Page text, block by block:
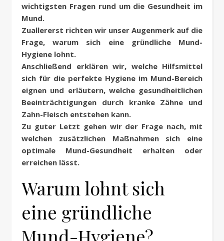
wichtigsten Fragen rund um die Gesundheit im
Mund.
Zuallererst richten wir unser Augenmerk auf die
Frage, warum sich eine gründliche Mund-
Hygiene lohnt.
Anschließend erklären wir, welche Hilfsmittel
sich für die perfekte Hygiene im Mund-Bereich
eignen und erläutern, welche gesundheitlichen
Beeinträchtigungen durch kranke Zähne und
Zahn-Fleisch entstehen kann.
Zu guter Letzt gehen wir der Frage nach, mit
welchen zusätzlichen Maßnahmen sich eine
optimale Mund-Gesundheit erhalten oder
erreichen lässt.
Warum lohnt sich
eine gründliche
Mund-Hygiene?